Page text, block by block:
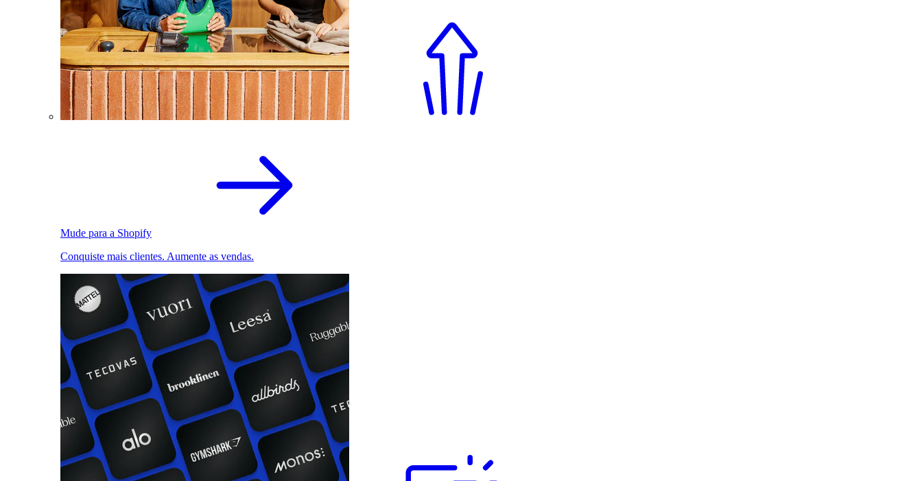
Mude para a Shopify
Conquiste mais clientes. Aumente as vendas.